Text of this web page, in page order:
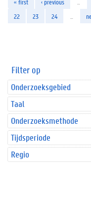
22
23 24
Filter op
Onderzoeksgebied
Taal
Onderzoeksmethode
Tijdsperiode
Regio